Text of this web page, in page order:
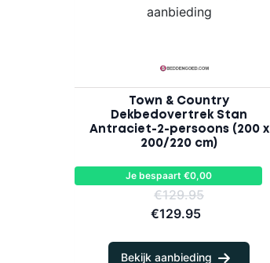
Town & Country
Dekbedovertrek Stan
Antraciet-2-persoons (200 x
200/220 cm)
Je bespaart €0,00
€129.95
€129.95
Bekijk aanbieding